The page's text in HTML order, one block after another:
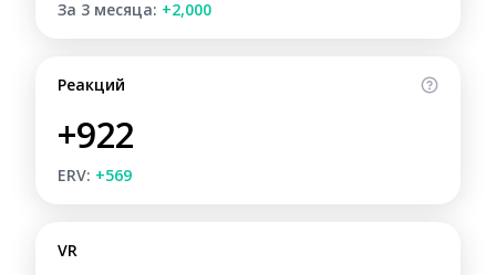
За 3 месяца: +2,000
Реакций
+922
ERV: +569
VR